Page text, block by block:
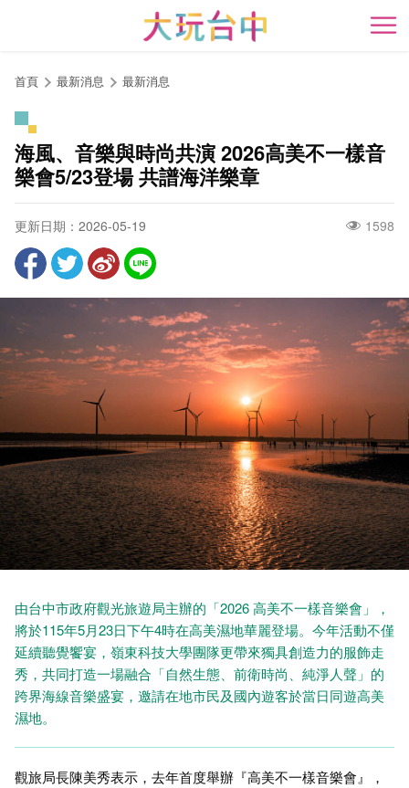
開
首頁 最新消息 最新消息
海風、音樂與時尚共演 2026高美不一樣音
樂會5/23登場 共譜海洋樂章
更新日期：2026-05-19 1598
由台中市政府觀光旅遊局主辦的「2026 高美不一樣音樂會」，
將於115年5月23日下午4時在高美濕地華麗登場。今年活動不僅
延續聽覺饗宴，嶺東科技大學團隊更帶來獨具創造力的服飾走
秀，共同打造一場融合「自然生態、前衛時尚、純淨人聲」的
跨界海線音樂盛宴，邀請在地市民及國內遊客於當日同遊高美
濕地。
觀旅局長陳美秀表示，去年首度舉辦『高美不一樣音樂會』，